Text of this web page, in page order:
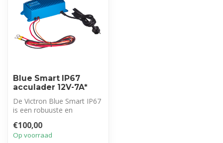
Blue Smart IP67
acculader 12V-7A*
De Victron Blue Smart IP67
is een robuuste en
met Bl...
€100,00
Op voorraad